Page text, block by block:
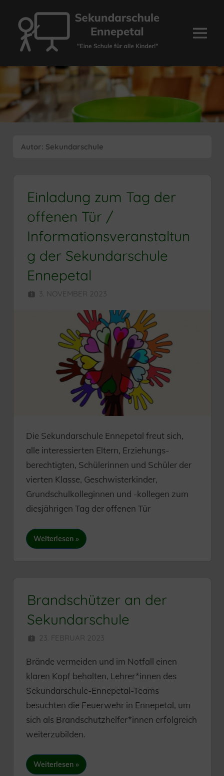
Inhalt
springen
Sekundarschule
Ennepetal
Menü
Autor: Sekundarschule
Einladung zum Tag der
offenen Tür /
Informationsveranstaltun
g der Sekundarschule
Ennepetal
3. NOVEMBER 2023
Die Sekundarschule Ennepetal freut sich,
alle interessierten Eltern, Erziehungs-
berechtigten, Schülerinnen und Schüler der
vierten Klasse, Geschwisterkinder,
Grundschulkolleginnen und -kollegen zum
diesjährigen Tag der offenen Tür
Weiterlesen
Brandschützer an der
Sekundarschule
23. FEBRUAR 2023
Brände vermeiden und im Notfall einen
klaren Kopf behalten, Lehrer*innen des
Sekundarschule-Ennepetal-Teams
besuchten die Feuerwehr in Ennepetal, um
sich als Brandschutzhelfer*innen erfolgreich
weiterzubilden.
Weiterlesen